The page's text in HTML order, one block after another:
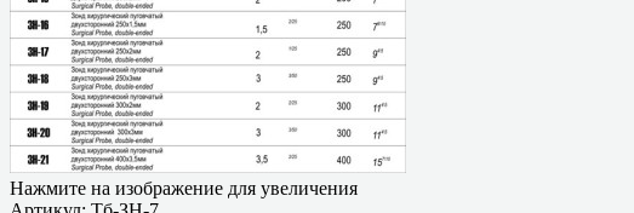
Нажмите на изображение для увеличения